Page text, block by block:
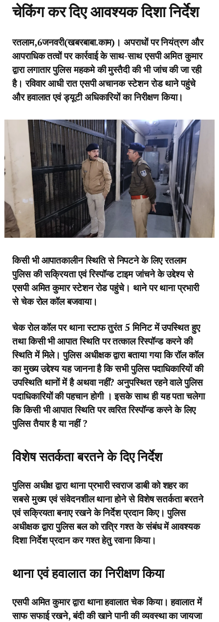
चेकिंग कर दिए आवश्यक दिशा निर्देश
रतलाम,6जनवरी(खबरबाबा.काम)। अपराधों पर नियंत्रण और
आपराधिक तत्वों पर कार्रवाई के साथ-साथ एसपी अमित कुमार
द्वारा लगातार पुलिस महकमे की मुस्तैदी की भी जांच की जा रही
है। रविवार आधी रात एसपी अचानक स्टेशन रोड थाने पहुंचे
और हवालात एवं ड्यूटी अधिकारियों का निरीक्षण किया।
किसी भी आपातकालीन स्थिति से निपटने के लिए रतलाम
पुलिस की सक्रियता एवं रिस्पॉन्ड टाइम जांचने के उद्देश्य से
एसपी अमित कुमार स्टेशन रोड पहुंचे। थाने पर थाना प्रभारी
से चेक रोल कॉल बजवाया।
चेक रोल कॉल पर थाना स्टाफ तुरंत 5 मिनिट में उपस्थित हुए
तथा किसी भी आपात स्थिति पर तत्काल रिस्पॉन्ड करने की
स्थिति में मिले। पुलिस अधीक्षक द्वारा बताया गया कि रॉल कॉल
का मुख्य उद्देश्य यह जानना है कि सभी पुलिस पदाधिकारियों की
उपस्थिति थानों में है अथवा नहीं? अनुपस्थित रहने वाले पुलिस
पदाधिकारियों की पहचान होगी । इसके साथ ही यह पता चलेगा
कि किसी भी आपात स्थिति पर त्वरित रिस्पॉन्ड करने के लिए
पुलिस तैयार है या नहीं ?
विशेष सतर्कता बरतने के दिए निर्देश
पुलिस अधीक्ष द्वारा थाना प्रभारी स्वराज डाबी को शहर का
सबसे मुख्य एवं संवेदनशील थाना होने से विशेष सतर्कता बरतने
एवं सक्रियता बनाए रखने के निर्देश प्रदान किए। पुलिस
अधीक्षक द्वारा पुलिस बल को रात्रि गश्त के संबंध में आवश्यक
दिशा निर्देश प्रदान कर गश्त हेतु रवाना किया।
थाना एवं हवालात का निरीक्षण किया
एसपी अमित कुमार द्वारा थाना हवालात चेक किया। हवालात में
साफ सफाई रखने, बंदी की खाने पानी की व्यवस्था का जायजा